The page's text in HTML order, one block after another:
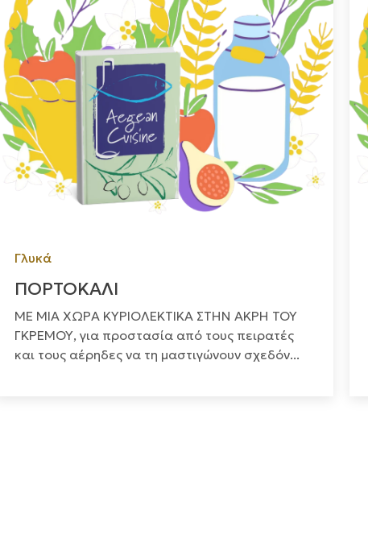
Γλυκά
ΠΟΡΤΟΚΑΛΙ
ΜΕ ΜΙΑ ΧΩΡΑ ΚΥΡΙΟΛΕΚΤΙΚΑ ΣΤΗΝ ΑΚΡΗ ΤΟΥ
ΓΚΡΕΜΟΥ, για προστασία από τους πειρατές
και τους αέρηδες να τη μαστιγώνουν σχεδόν...